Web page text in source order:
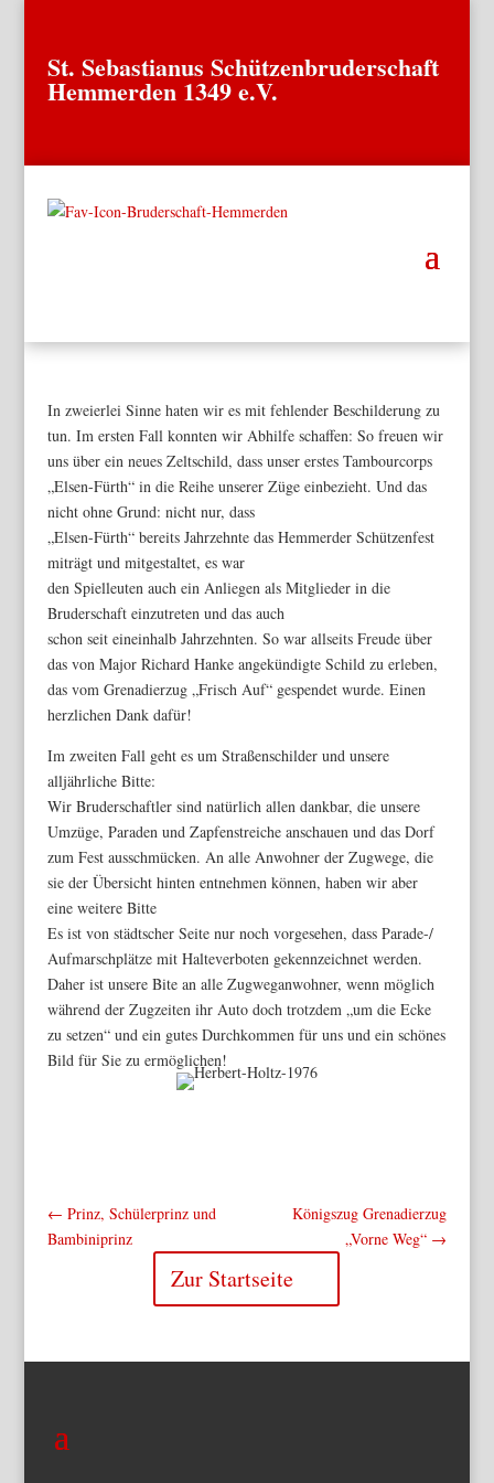
St. Sebastianus Schützenbruderschaft
Hemmerden 1349 e.V.
In zweierlei Sinne haten wir es mit fehlender Beschilderung zu
tun. Im ersten Fall konnten wir Abhilfe schaffen: So freuen wir
uns über ein neues Zeltschild, dass unser erstes Tambourcorps
„Elsen-Fürth“ in die Reihe unserer Züge einbezieht. Und das
nicht ohne Grund: nicht nur, dass
„Elsen-Fürth“ bereits Jahrzehnte das Hemmerder Schützenfest
miträgt und mitgestaltet, es war
den Spielleuten auch ein Anliegen als Mitglieder in die
Bruderschaft einzutreten und das auch
schon seit eineinhalb Jahrzehnten. So war allseits Freude über
das von Major Richard Hanke angekündigte Schild zu erleben,
das vom Grenadierzug „Frisch Auf“ gespendet wurde. Einen
herzlichen Dank dafür!
Im zweiten Fall geht es um Straßenschilder und unsere
alljährliche Bitte:
Wir Bruderschaftler sind natürlich allen dankbar, die unsere
Umzüge, Paraden und Zapfenstreiche anschauen und das Dorf
zum Fest ausschmücken. An alle Anwohner der Zugwege, die
sie der Übersicht hinten entnehmen können, haben wir aber
eine weitere Bitte
Es ist von städtscher Seite nur noch vorgesehen, dass Parade-/
Aufmarschplätze mit Halteverboten gekennzeichnet werden.
Daher ist unsere Bite an alle Zugweganwohner, wenn möglich
während der Zugzeiten ihr Auto doch trotzdem „um die Ecke
zu setzen“ und ein gutes Durchkommen für uns und ein schönes
Bild für Sie zu ermöglichen!
← Prinz, Schülerprinz und
Bambiniprinz
Königszug Grenadierzug
„Vorne Weg“ →
Zur Startseite